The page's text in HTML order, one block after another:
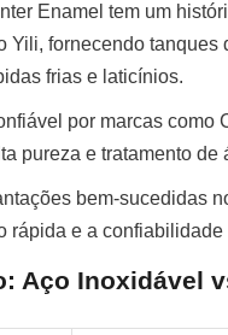
Enamel tem um
Yili, fornecendo
frias e laticínios.
por marcas como
pureza e tratamento de
bem-sucedidas
rápida e a
Aço Inoxidável